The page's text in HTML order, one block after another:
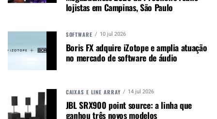
a receita não auditada da OutBoard foi de 1,4
libras e ativos brutos de 0,52 milhões de libras,
Conselho espera que a aquisição aumente os
amortização de ativos intangíveis adquiridos.
Tim Carroll, CEO daFocusrite , comentou: “A
aquisição da OutBoard representa outra
lojistas em Campinas, São Paulo
SOFTWARE 10 jul 2026
Boris FX adquire iZotope e amplia atuação
no mercado de software de áudio
CAIXAS E LINE ARRAY 14 jul 2026
JBL SRX900 point source: a linha que
ganhou três novos modelos